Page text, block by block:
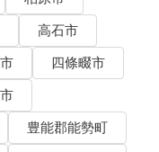
高石市
四條畷市
豊能郡能勢町